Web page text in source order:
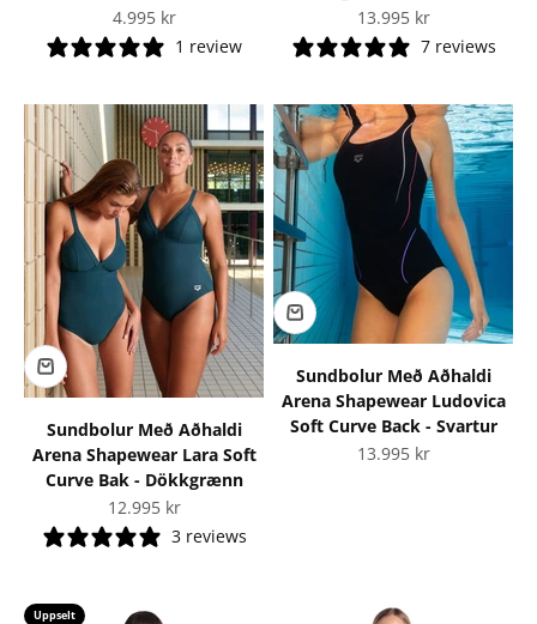
Tilboðsverð
4.995 kr
1 review
Tilboðsverð
13.995 kr
7 reviews
Sundbolur Með Aðhaldi
Arena Shapewear Lara Soft
Curve Bak - Dökkgrænn
Tilboðsverð
12.995 kr
3 reviews
Sundbolur Með Aðhaldi
Arena Shapewear Ludovica
Soft Curve Back - Svartur
Tilboðsverð
13.995 kr
Uppselt